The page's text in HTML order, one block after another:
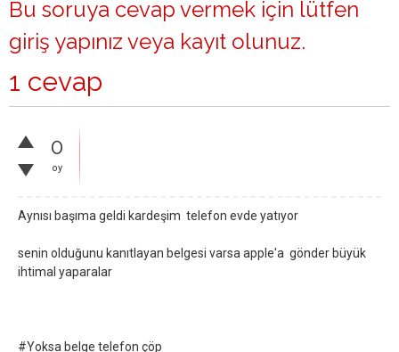
Bu soruya cevap vermek için lütfen
giriş yapınız veya kayıt olunuz.
1 cevap
0
oy
Aynısı başıma geldi kardeşim telefon evde yatıyor
senin olduğunu kanıtlayan belgesi varsa apple'a gönder büyük
ihtimal yaparalar
#Yoksa belge telefon çöp